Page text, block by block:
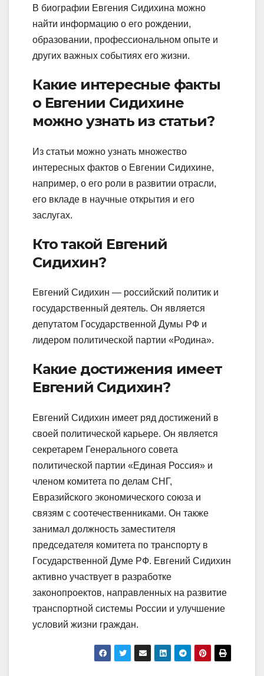
В биографии Евгения Сидихина можно
найти информацию о его рождении,
образовании, профессиональном опыте и
других важных событиях его жизни.
Какие интересные факты
о Евгении Сидихине
можно узнать из статьи?
Из статьи можно узнать множество
интересных фактов о Евгении Сидихине,
например, о его роли в развитии отрасли,
его вкладе в научные открытия и его
заслугах.
Кто такой Евгений
Сидихин?
Евгений Сидихин — российский политик и
государственный деятель. Он является
депутатом Государственной Думы РФ и
лидером политической партии «Родина».
Какие достижения имеет
Евгений Сидихин?
Евгений Сидихин имеет ряд достижений в
своей политической карьере. Он является
секретарем Генерального совета
политической партии «Единая Россия» и
членом комитета по делам СНГ,
Евразийского экономического союза и
связям с соотечественниками. Он также
занимал должность заместителя
председателя комитета по транспорту в
Государственной Думе РФ. Евгений Сидихин
активно участвует в разработке
законопроектов, направленных на развитие
транспортной системы России и улучшение
условий жизни граждан.